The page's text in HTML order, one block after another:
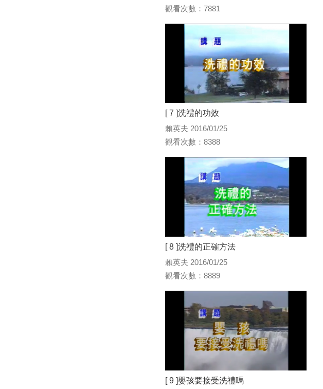
觀看次數：7881
[ 7 ]洗禮的功效
賴英夫 2016/01/25
觀看次數：8388
[ 8 ]洗禮的正確方法
賴英夫 2016/01/25
觀看次數：8889
[ 9 ]嬰孩要接受洗禮嗎